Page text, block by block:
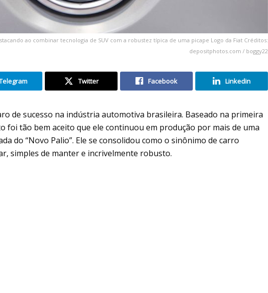
ao combinar tecnologia de SUV com a robustez típica de uma picape Logo da Fiat Créditos:
depositphotos.com / boggy22
Twitter Facebook Linkedin
de sucesso na indústria automotiva brasileira. Baseado na primeira
foi tão bem aceito que ele continuou em produção por mais de uma
do “Novo Palio”. Ele se consolidou como o sinônimo de carro
simples de manter e incrivelmente robusto.